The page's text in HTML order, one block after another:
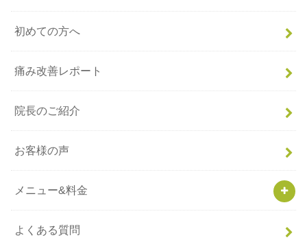
初めての方へ
痛み改善レポート
院長のご紹介
お客様の声
メニュー&料金
よくある質問